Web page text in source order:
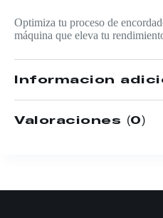
Optimiza tu proceso de
máquina que eleva tu
Información
Valoraciones (0)